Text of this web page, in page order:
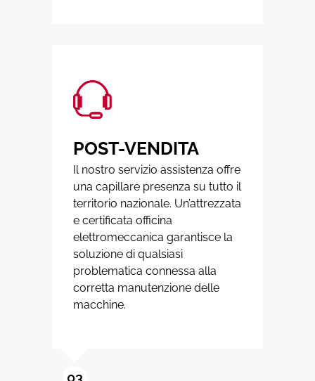
POST-VENDITA
Il nostro servizio assistenza offre
una capillare presenza su tutto il
territorio nazionale. Un’attrezzata
e certificata officina
elettromeccanica garantisce la
soluzione di qualsiasi
problematica connessa alla
corretta manutenzione delle
macchine.
03